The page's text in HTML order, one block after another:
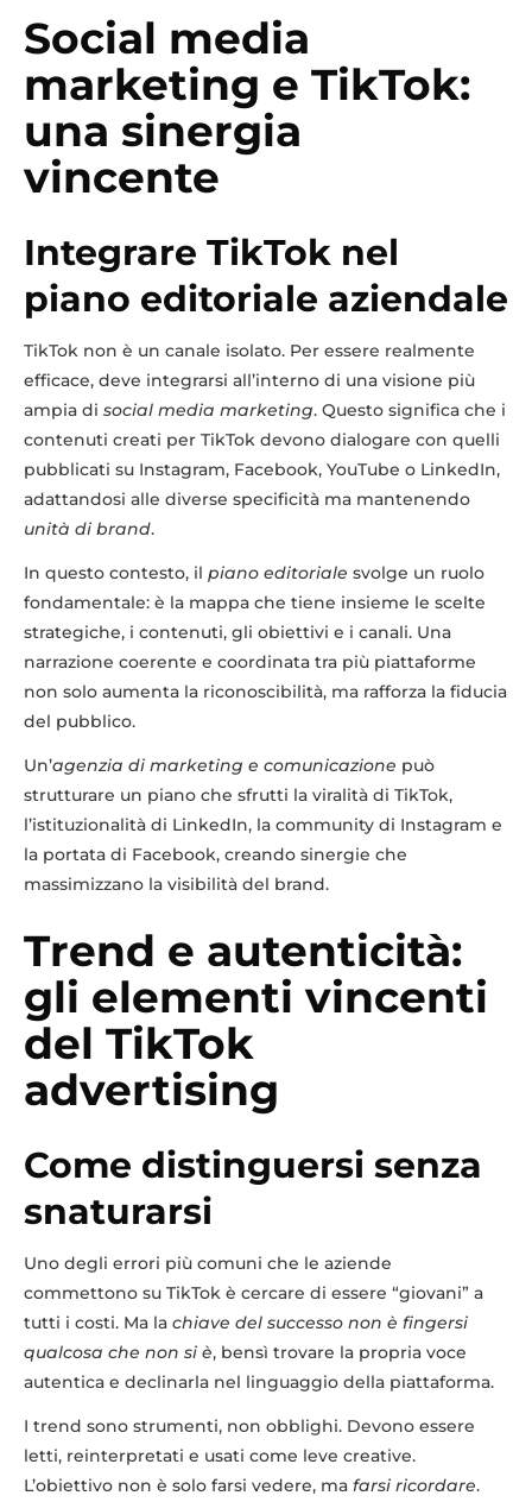
Social media
marketing e TikTok:
una sinergia
vincente
Integrare TikTok nel
piano editoriale aziendale
TikTok non è un canale isolato. Per essere realmente
efficace, deve integrarsi all’interno di una visione più
ampia di social media marketing. Questo significa che i
contenuti creati per TikTok devono dialogare con quelli
pubblicati su Instagram, Facebook, YouTube o LinkedIn,
adattandosi alle diverse specificità ma mantenendo
unità di brand.
In questo contesto, il piano editoriale svolge un ruolo
fondamentale: è la mappa che tiene insieme le scelte
strategiche, i contenuti, gli obiettivi e i canali. Una
narrazione coerente e coordinata tra più piattaforme
non solo aumenta la riconoscibilità, ma rafforza la fiducia
del pubblico.
Un’agenzia di marketing e comunicazione può
strutturare un piano che sfrutti la viralità di TikTok,
l’istituzionalità di LinkedIn, la community di Instagram e
la portata di Facebook, creando sinergie che
massimizzano la visibilità del brand.
Trend e autenticità:
gli elementi vincenti
del TikTok
advertising
Come distinguersi senza
snaturarsi
Uno degli errori più comuni che le aziende
commettono su TikTok è cercare di essere “giovani” a
tutti i costi. Ma la chiave del successo non è fingersi
qualcosa che non si è, bensì trovare la propria voce
autentica e declinarla nel linguaggio della piattaforma.
I trend sono strumenti, non obblighi. Devono essere
letti, reinterpretati e usati come leve creative.
L’obiettivo non è solo farsi vedere, ma farsi ricordare.